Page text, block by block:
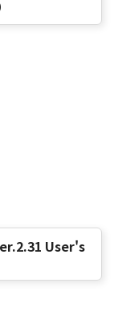
が米国政
as such
1995).
set
ku,
とは、
User's